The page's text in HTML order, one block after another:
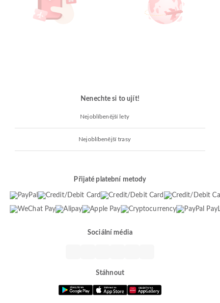
Nenechte si to ujít!
Nejoblíbenější lety
Nejoblíbenější trasy
Přijaté platební metody
Sociální média
Stáhnout